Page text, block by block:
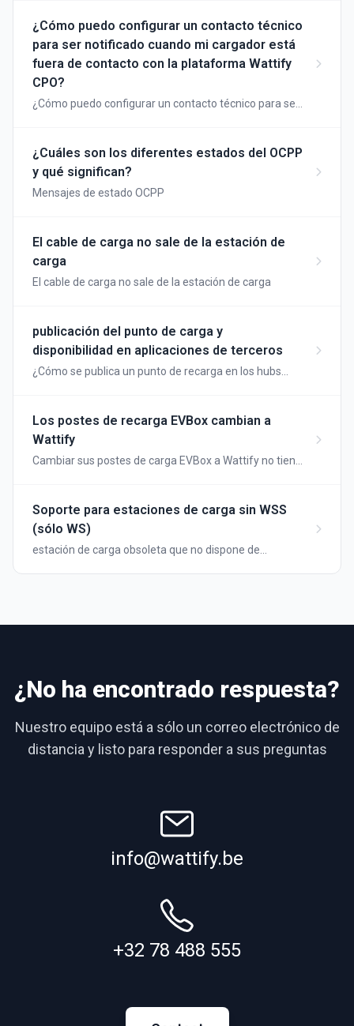
¿Cómo puedo configurar un contacto técnico
para ser notificado cuando mi cargador está
fuera de contacto con la plataforma Wattify
CPO?
¿Cómo puedo configurar un contacto técnico para ser
¿Cuáles son los diferentes estados del OCPP
y qué significan?
Mensajes de estado OCPP
El cable de carga no sale de la estación de
carga
El cable de carga no sale de la estación de carga
publicación del punto de carga y
disponibilidad en aplicaciones de terceros
¿Cómo se publica un punto de recarga en los hubs
Los postes de recarga EVBox cambian a
Wattify
Cambiar sus postes de carga EVBox a Wattify no tiene
que sus postes de carga se comuniquen con Wattify a
partir de ahora:
Soporte para estaciones de carga sin WSS
(sólo WS)
estación de carga obsoleta que no dispone de
¿No ha encontrado respuesta?
Nuestro equipo está a sólo un correo electrónico de
distancia y listo para responder a sus preguntas
info@wattify.be
+32 78 488 555